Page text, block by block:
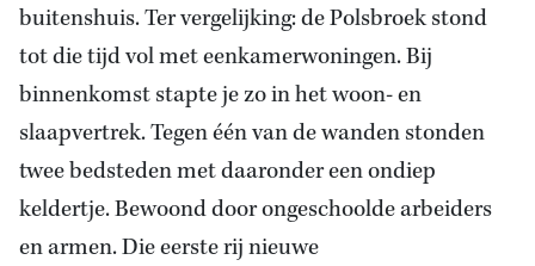
buitenshuis. Ter vergelijking: de Polsbroek stond
tot die tijd vol met eenkamerwoningen. Bij
binnenkomst stapte je zo in het woon- en
slaapvertrek. Tegen één van de wanden stonden
twee bedsteden met daaronder een ondiep
keldertje. Bewoond door ongeschoolde arbeiders
en armen. Die eerste rij nieuwe